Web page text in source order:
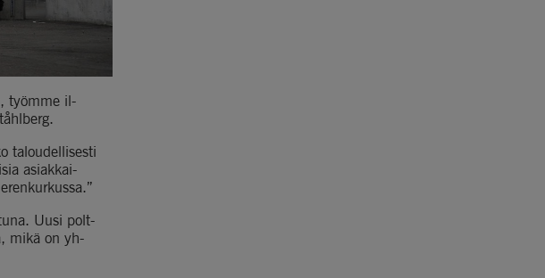
työmme il-
taloudellisesti
asiakkai-
Uusi polt-
mikä on yh-